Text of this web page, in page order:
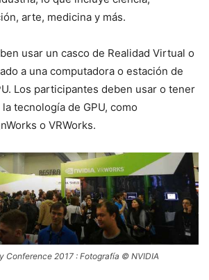
arte, medicina y más.
usar un casco de Realidad Virtual o
a una computadora o estación de
Los participantes deben usar o tener
tecnología de GPU, como
o VRWorks.
Conference 2017 : Fotografía © NVIDIA